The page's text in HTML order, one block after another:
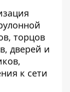
торцов
дверей и
к сети